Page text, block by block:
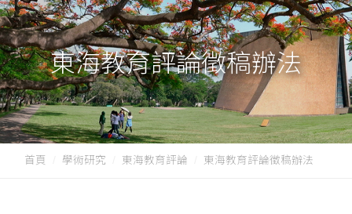
東海教育評論徵稿辦法
首頁 學術研究 東海教育評論 東海教育評論徵稿辦法